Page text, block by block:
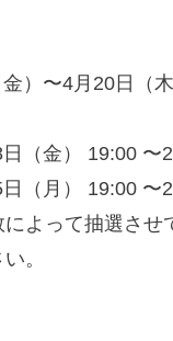
）〜4月20日（木
（金） 19:00 〜
（月） 19:00 〜
よって抽選させ
。